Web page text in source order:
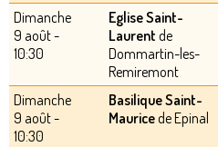
Dimanche
9 août -
10:30
Eglise Saint-
Laurent de
Dommartin-les-
Remiremont
Dimanche
9 août -
10:30
Basilique Saint-
Mauricede Epinal